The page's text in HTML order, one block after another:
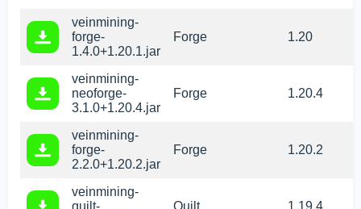
veinmining-
forge-
1.4.0+1.20.1.jar
Forge 1.20
veinmining-
neoforge-
3.1.0+1.20.4.jar
Forge 1.20.4
veinmining-
forge-
2.2.0+1.20.2.jar
Forge 1.20.2
veinmining-
quilt-
Quilt 1.19.4